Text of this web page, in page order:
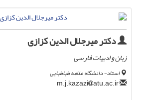
دکتر میرجلال الدین کزازی
زبان و ادبیات فارسی
استاد- دانشگاه علامه طباطبایی
atu.ac.ir